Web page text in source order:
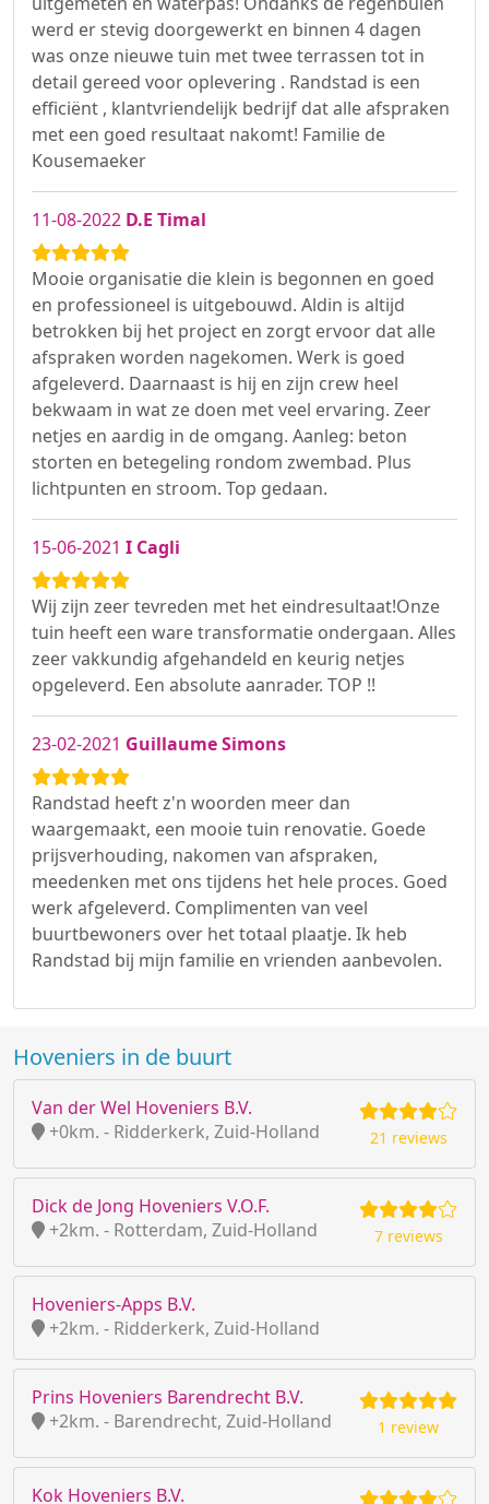
werd er stevig doorgewerkt en binnen 4 dagen
was onze nieuwe tuin met twee terrassen tot in
detail gereed voor oplevering . Randstad is een
efficiënt , klantvriendelijk bedrijf dat alle afspraken
met een goed resultaat nakomt! Familie de
Kousemaeker
11-08-2022 D.E Timal
Mooie organisatie die klein is begonnen en goed
en professioneel is uitgebouwd. Aldin is altijd
betrokken bij het project en zorgt ervoor dat alle
afspraken worden nagekomen. Werk is goed
afgeleverd. Daarnaast is hij en zijn crew heel
bekwaam in wat ze doen met veel ervaring. Zeer
netjes en aardig in de omgang. Aanleg: beton
storten en betegeling rondom zwembad. Plus
lichtpunten en stroom. Top gedaan.
15-06-2021 I Cagli
Wij zijn zeer tevreden met het eindresultaat!Onze
tuin heeft een ware transformatie ondergaan. Alles
zeer vakkundig afgehandeld en keurig netjes
opgeleverd. Een absolute aanrader. TOP !!
23-02-2021 Guillaume Simons
Randstad heeft z'n woorden meer dan
waargemaakt, een mooie tuin renovatie. Goede
prijsverhouding, nakomen van afspraken,
meedenken met ons tijdens het hele proces. Goed
werk afgeleverd. Complimenten van veel
buurtbewoners over het totaal plaatje. Ik heb
Randstad bij mijn familie en vrienden aanbevolen.
Hoveniers in de buurt
Van der Wel Hoveniers B.V.
+0km. - Ridderkerk, Zuid-Holland
21 reviews
Dick de Jong Hoveniers V.O.F.
+2km. - Rotterdam, Zuid-Holland
7 reviews
Hoveniers-Apps B.V.
+2km. - Ridderkerk, Zuid-Holland
Prins Hoveniers Barendrecht B.V.
+2km. - Barendrecht, Zuid-Holland
1 review
Kok Hoveniers B.V.